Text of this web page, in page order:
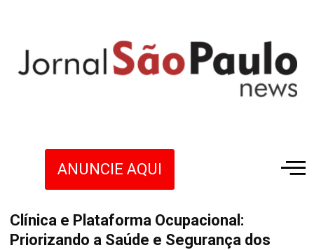
ANUNCIE AQUI
Clínica e Plataforma Ocupacional:
Priorizando a Saúde e Segurança dos